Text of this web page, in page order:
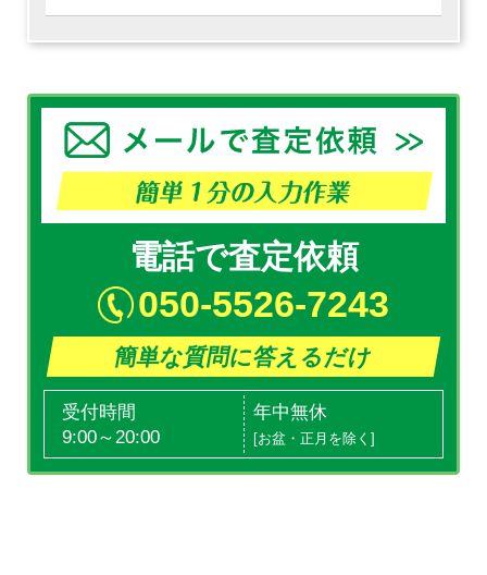
電話で査定依頼
050-5526-7243
簡単な質問に答えるだけ
受付時間
9:00～20:00
年中無休
[お盆・正月を除く]